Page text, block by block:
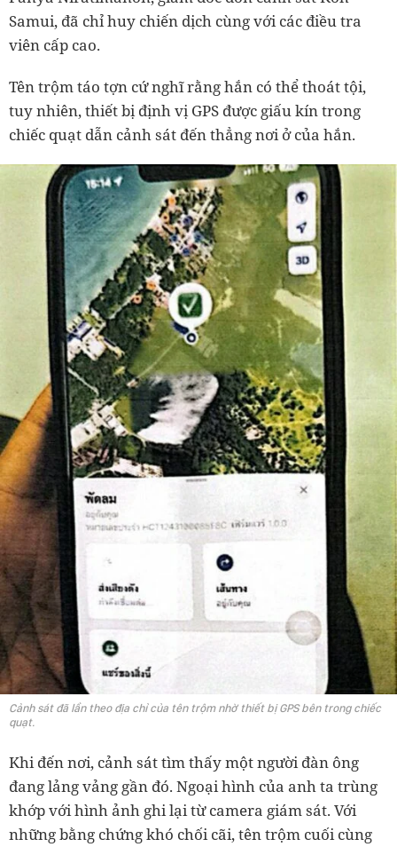
Samui, đã chỉ huy chiến dịch cùng với các điều tra
viên cấp cao.
Tên trộm táo tợn cứ nghĩ rằng hắn có thể thoát tội,
tuy nhiên, thiết bị định vị GPS được giấu kín trong
chiếc quạt dẫn cảnh sát đến thẳng nơi ở của hắn.
Cảnh sát đã lần theo địa chỉ của tên trộm nhờ thiết bị GPS bên trong chiếc
quạt.
Khi đến nơi, cảnh sát tìm thấy một người đàn ông
đang lảng vảng gần đó. Ngoại hình của anh ta trùng
khớp với hình ảnh ghi lại từ camera giám sát. Với
những bằng chứng khó chối cãi, tên trộm cuối cùng